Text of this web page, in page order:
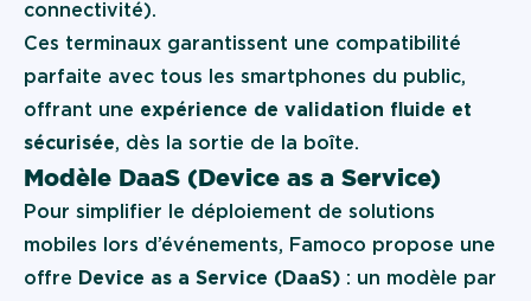
connectivité).
Ces terminaux garantissent une compatibilité
parfaite avec tous les smartphones du public,
offrant une expérience de validation fluide et
sécurisée, dès la sortie de la boîte.
Modèle DaaS (Device as a Service)
Pour simplifier le déploiement de solutions
mobiles lors d’événements, Famoco propose une
offre Device as a Service (DaaS) : un modèle par